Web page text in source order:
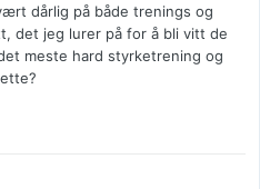
dårlig på både trenings og
det jeg lurer på for å bli vitt de
meste hard styrketrening og